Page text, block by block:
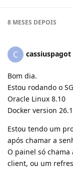
8 MESES DEPOIS
C cassiuspagot
Bom dia.
Estou rodando o
Oracle Linux 8.10
Docker version
Estou tendo um
após chamar a
O painel só
client, ou um